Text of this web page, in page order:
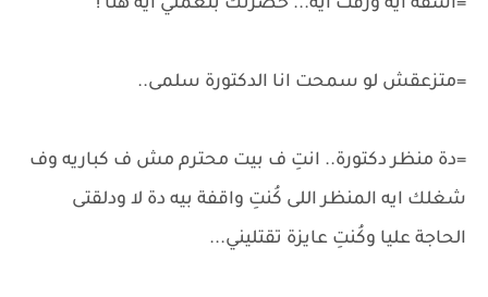
=اسفة ايه وزفت ايه... حضرتك بتعملي ايه هنا !
=متزعقش لو سمحت انا الدكتورة سلمى..
=دة منظر دكتورة.. انتِ ف بيت محترم مش ف كباريه وف
شغلك ايه المنظر اللى كُنتِ واقفة بيه دة لا ودلقتى
الحاجة عليا وكُنتِ عايزة تقتليني...